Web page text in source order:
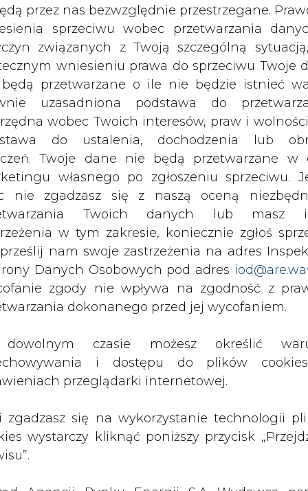
przez nas bezwzględnie przestrzegane.
sprzeciwu wobec przetwarzania
związanych z Twoją szczególną
wniesieniu prawa do sprzeciwu Twoje
przetwarzane o ile nie będzie istnieć
uzasadniona podstawa do
wobec Twoich interesów, praw i
do ustalenia, dochodzenia lub
Twoje dane nie będą przetwarzane w
własnego po zgłoszeniu sprzeciwu.
nie zgadzasz się z naszą oceną
Twoich danych lub masz
w tym zakresie, koniecznie zgłoś
prześlij nam swoje zastrzeżenia na adres
Danych Osobowych pod adres
zgody nie wpływa na zgodność z
dokonanego przed jej wycofaniem.
czasie możesz określić
i dostępu do plików
przeglądarki internetowej.
zgadzasz się na wykorzystanie technologii
wystarczy kliknąć poniższy przycisk
Artykuł powstał bez wsparcia narzędzi sztucznej
inteligencji. Wydawca portalu CIRE zgadza się na
publikacji do szkoleń treningowych LLM.
PODPIS
Przesłanie komentarza oznacza akceptację zasad korzystania
wyślij
treści marketingowych w postaci newslettera
w Warszawie.